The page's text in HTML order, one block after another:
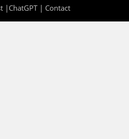
| ChatGPT| Contact